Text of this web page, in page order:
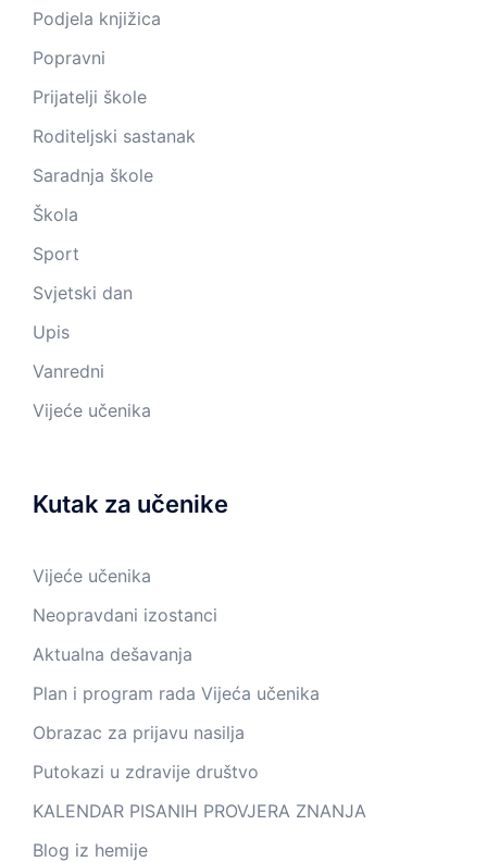
Podjela knjižica
Popravni
Prijatelji škole
Roditeljski sastanak
Saradnja škole
Škola
Sport
Svjetski dan
Upis
Vanredni
Vijeće učenika
Kutak za učenike
Vijeće učenika
Neopravdani izostanci
Aktualna dešavanja
Plan i program rada Vijeća učenika
Obrazac za prijavu nasilja
Putokazi u zdravije društvo
KALENDAR PISANIH PROVJERA ZNANJA
Blog iz hemije